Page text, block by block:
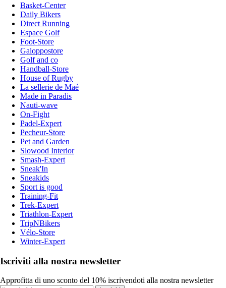
Basket-Center
Daily Bikers
Direct Running
Espace Golf
Foot-Store
Galoppostore
Golf and co
Handball-Store
House of Rugby
La sellerie de Maé
Made in Paradis
Nauti-wave
On-Fight
Padel-Expert
Pecheur-Store
Pet and Garden
Slowood Interior
Smash-Expert
Sneak'In
Sneakids
Sport is good
Training-Fit
Trek-Expert
Triathlon-Expert
TripNBikers
Vélo-Store
Winter-Expert
Iscriviti alla nostra newsletter
Approfitta di uno sconto del 10% iscrivendoti alla nostra newsletter